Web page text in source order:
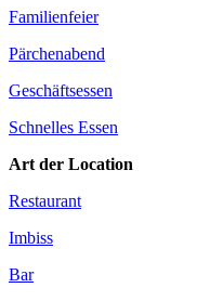
Familienfeier
Pärchenabend
Geschäftsessen
Schnelles Essen
Art der Location
Restaurant
Imbiss
Bar